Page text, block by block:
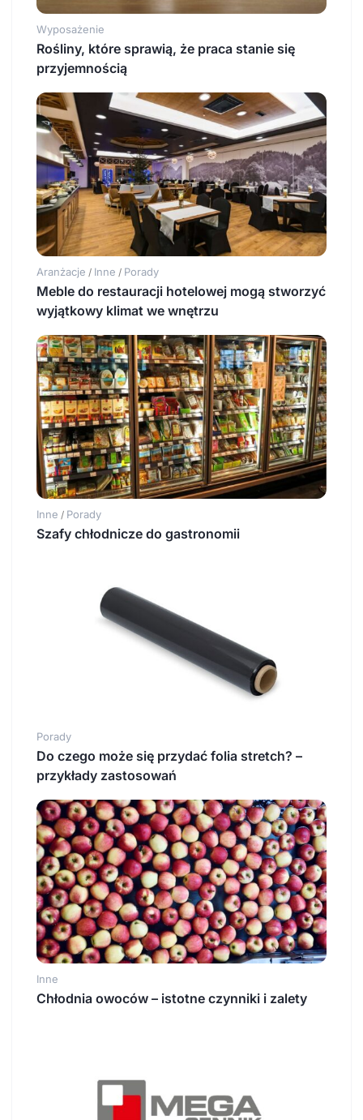
Wyposażenie
Rośliny, które sprawią, że praca stanie się
przyjemnością
Aranżacje / Inne / Porady
Meble do restauracji hotelowej mogą stworzyć
wyjątkowy klimat we wnętrzu
Inne / Porady
Szafy chłodnicze do gastronomii
Porady
Do czego może się przydać folia stretch? –
przykłady zastosowań
Inne
Chłodnia owoców – istotne czynniki i zalety